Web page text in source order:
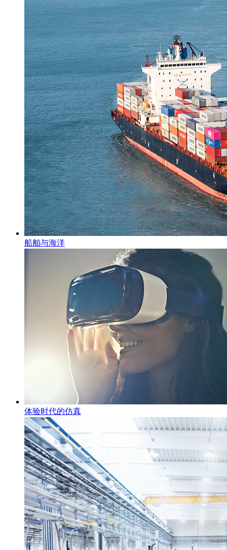
船舶与海洋
体验时代的仿真